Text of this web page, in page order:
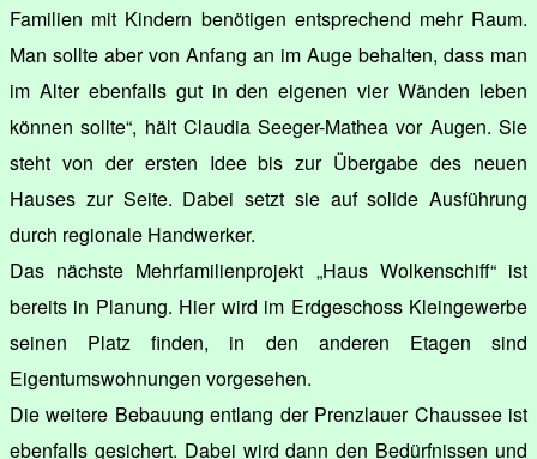
Familien mit Kindern benötigen entsprechend mehr Raum.
Man sollte aber von Anfang an im Auge behalten, dass man
im Alter ebenfalls gut in den eigenen vier Wänden leben
können sollte“, hält Claudia Seeger-Mathea vor Augen. Sie
steht von der ersten Idee bis zur Übergabe des neuen
Hauses zur Seite. Dabei setzt sie auf solide Ausführung
durch regionale Handwerker.
Das nächste Mehrfamilienprojekt „Haus Wolkenschiff“ ist
bereits in Planung. Hier wird im Erdgeschoss Kleingewerbe
seinen Platz finden, in den anderen Etagen sind
Eigentumswohnungen vorgesehen.
Die weitere Bebauung entlang der Prenzlauer Chaussee ist
ebenfalls gesichert. Dabei wird dann den Bedürfnissen und